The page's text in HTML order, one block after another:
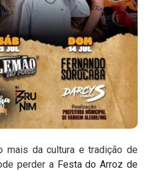
mais da cultura e tradição de
perder a Festa do Arroz de